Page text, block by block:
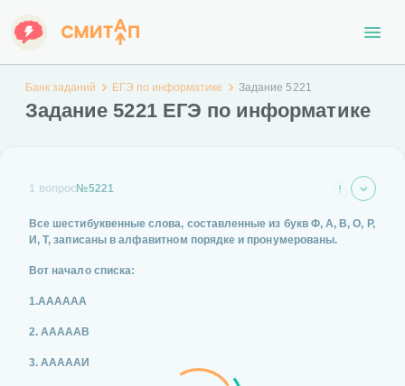
Банк заданий ЕГЭ по информатике Задание 5221
Задание 5221 ЕГЭ по информатике
1 вопрос№5221
Все шестибуквенные слова, составленные из букв Ф, А, В, О, Р,
И, Т, записаны в алфавитном порядке и пронумерованы.
Вот начало списка:
1.АААААА
2. АААААВ
3. АААААИ